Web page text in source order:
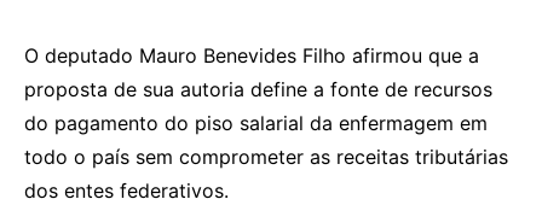
O deputado Mauro Benevides Filho afirmou que a
proposta de sua autoria define a fonte de recursos
do pagamento do piso salarial da enfermagem em
todo o país sem comprometer as receitas tributárias
dos entes federativos.